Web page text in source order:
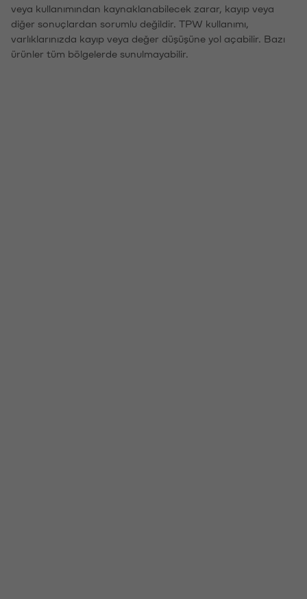
veya kullanımından kaynaklanabilecek zarar, kayıp veya
diğer sonuçlardan sorumlu değildir. TPW kullanımı,
varlıklarınızda kayıp veya değer düşüşüne yol açabilir. Bazı
ürünler tüm bölgelerde sunulmayabilir.